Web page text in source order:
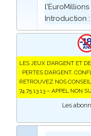
Introduction :
LES JEUX D’ARGENT ET
: PERTES D’ARGENT,
RETROUVEZ NOS
74 75 13 13 – APPEL NON
Les